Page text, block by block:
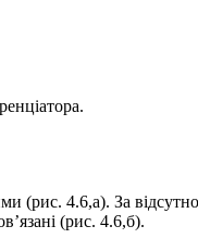
(рис. 4.6,а). За
(рис. 4.6,б).